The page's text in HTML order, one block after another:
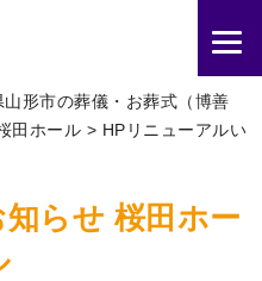
山形市の葬儀・お葬式（博善
田ホール > HPリニューアルい
らせ 桜田ホー